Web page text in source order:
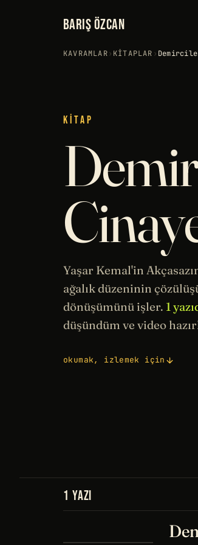
BARIŞ ÖZCAN
KAVRAMLAR› KITAPLAR ›
KITAP
Yaşar Kemal'in
ağalık düzeninin
dönüşümünü işler. 1
düşündüm ve video
okumak, izlemek için
1 YAZI